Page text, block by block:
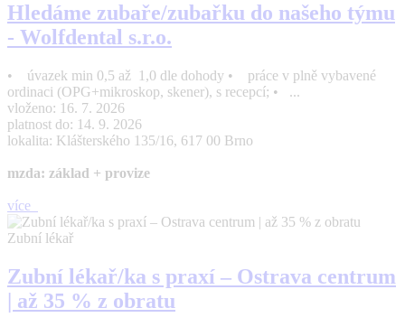
Hledáme zubaře/zubařku do našeho týmu
- Wolfdental s.r.o.
• úvazek min 0,5 až 1,0 dle dohody • práce v plně vybavené
ordinaci (OPG+mikroskop, skener), s recepcí; • ...
vloženo: 16. 7. 2026
platnost do: 14. 9. 2026
lokalita: Klášterského 135/16, 617 00 Brno
mzda: základ + provize
více
Zubní lékař
Zubní lékař/ka s praxí – Ostrava centrum
| až 35 % z obratu